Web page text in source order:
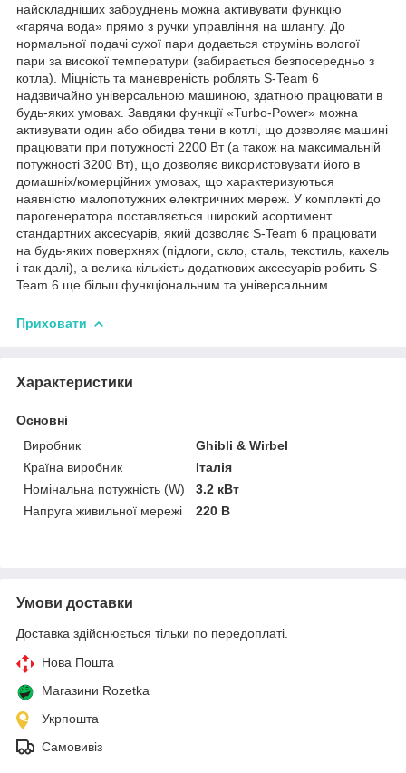
найскладніших забруднень можна активувати функцію
«гаряча вода» прямо з ручки управління на шлангу. До
нормальної подачі сухої пари додається струмінь вологої
пари за високої температури (забирається безпосередньо з
котла). Міцність та маневреність роблять S-Team 6
надзвичайно універсальною машиною, здатною працювати в
будь-яких умовах. Завдяки функції «Turbo-Power» можна
активувати один або обидва тени в котлі, що дозволяє машині
працювати при потужності 2200 Вт (а також на максимальній
потужності 3200 Вт), що дозволяє використовувати його в
домашніх/комерційних умовах, що характеризуються
наявністю малопотужних електричних мереж. У комплекті до
парогенератора поставляється широкий асортимент
стандартних аксесуарів, який дозволяє S-Team 6 працювати
на будь-яких поверхнях (підлоги, скло, сталь, текстиль, кахель
і так далі), а велика кількість додаткових аксесуарів робить S-
Team 6 ще більш функціональним та універсальним .
Приховати
Характеристики
Основні
Виробник
Ghibli & Wirbel
Країна виробник
Італія
Номінальна потужність (W)
3.2 кВт
Напруга живильної мережі
220 В
Умови доставки
Доставка здійснюється тільки по передоплаті.
Нова Пошта
Магазини Rozetka
Укрпошта
Самовивіз